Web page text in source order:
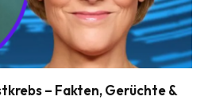
– Fakten, Gerüchte &